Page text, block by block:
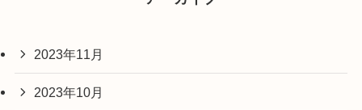
2023年11月
2023年10月